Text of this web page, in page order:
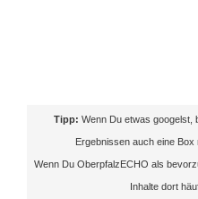
Tipp: Wenn Du etwas googelst,
Ergebnissen auch eine Box
Wenn Du OberpfalzECHO als
Inhalte dort